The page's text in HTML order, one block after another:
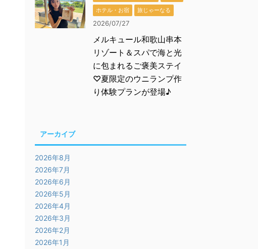
ホテル・お宿
旅じゃーなる
2026/07/27
メルキュール和歌山串本
リゾート＆スパで海と光
に包まれるご褒美ステイ
♡夏限定のウニランプ作
り体験プランが登場♪
アーカイブ
2026年8月
2026年7月
2026年6月
2026年5月
2026年4月
2026年3月
2026年2月
2026年1月